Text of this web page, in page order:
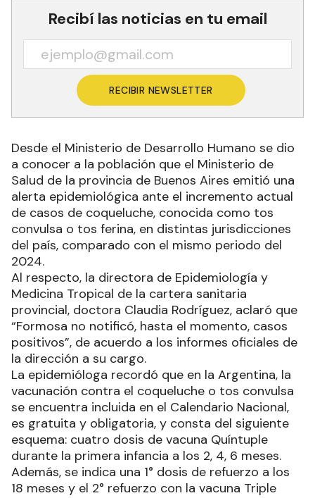
Recibí las noticias en tu email
RECIBIR NEWSLETTER
Desde el Ministerio de Desarrollo Humano se dio
a conocer a la población que el Ministerio de
Salud de la provincia de Buenos Aires emitió una
alerta epidemiológica ante el incremento actual
de casos de coqueluche, conocida como tos
convulsa o tos ferina, en distintas jurisdicciones
del país, comparado con el mismo periodo del
2024.
Al respecto, la directora de Epidemiología y
Medicina Tropical de la cartera sanitaria
provincial, doctora Claudia Rodríguez, aclaró que
“Formosa no notificó, hasta el momento, casos
positivos”, de acuerdo a los informes oficiales de
la dirección a su cargo.
La epidemióloga recordó que en la Argentina, la
vacunación contra el coqueluche o tos convulsa
se encuentra incluida en el Calendario Nacional,
es gratuita y obligatoria, y consta del siguiente
esquema: cuatro dosis de vacuna Quíntuple
durante la primera infancia a los 2, 4, 6 meses.
Además, se indica una 1° dosis de refuerzo a los
18 meses y el 2° refuerzo con la vacuna Triple